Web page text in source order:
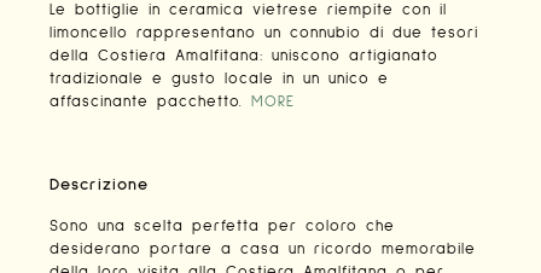
Le bottiglie in ceramica vietrese riempite con il
limoncello rappresentano un connubio di due tesori
della Costiera Amalfitana: uniscono artigianato
tradizionale e gusto locale in un unico e
affascinante pacchetto.
MORE
Descrizione
Sono una scelta perfetta per coloro che
desiderano portare a casa un ricordo memorabile